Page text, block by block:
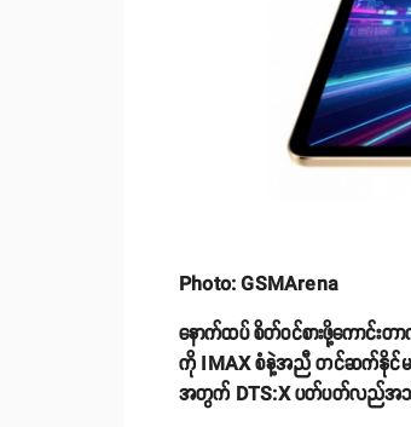
Photo: GSMArena
နောက်ထပ် စိတ်ဝင်စားဖို့ကောင်း
ကို IMAX စံနဲ့အညီ တင်ဆက်နိုင်မ
အတွက် DTS:X ပတ်ပတ်လည်အသံစ